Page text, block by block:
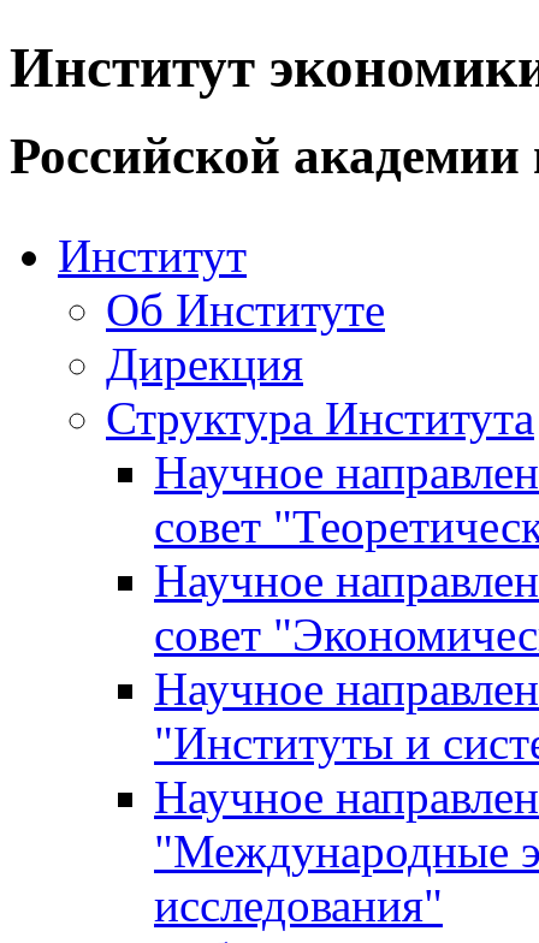
Институт
Российской академии
Институт
Об Институте
Дирекция
Структура Института
Научное
совет
Научное
совет
Научное
"Институты и
Научное
"Международные
исследования"